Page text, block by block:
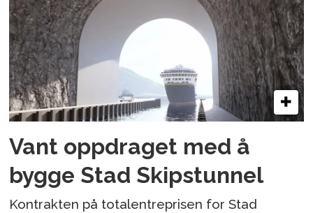
Vant oppdraget med å
bygge Stad Skipstunnel
Kontrakten på totalentreprisen for Stad